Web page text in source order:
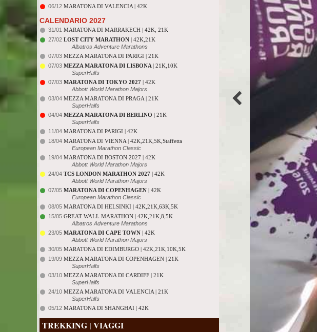
06/12 MARATONA DI VALENCIA | 42K
CALENDARIO 2027
31/01 MARATONA DI MARRAKECH | 42K, 21K
27/02 LOST CITY MARATHON | 42K,21K
Albatros Adventure Marathons
07/03 MEZZA MARATONA DI PARIGI | 21K
07/03 MEZZA MARATONA DI LISBONA | 21K,10K
SuperHalfs
07/03 MARATONA DI TOKYO 2027 | 42K
Abbott World Marathon Majors
03/04 MEZZA MARATONA DI PRAGA | 21K
SuperHalfs
04/04 MEZZA MARATONA DI BERLINO | 21K
SuperHalfs
11/04 MARATONA DI PARIGI | 42K
18/04 MARATONA DI VIENNA | 42K,21K,5K,Staffetta
European Marathon Classic
19/04 MARATONA DI BOSTON 2027 | 42K
Abbott World Marathon Majors
24/04 TCS LONDON MARATHON 2027 | 42K
Abbott World Marathon Majors
07/05 MARATONA DI COPENHAGEN | 42K
European Marathon Classic
08/05 MARATONA DI HELSINKI | 42K,21K,63K,5K
15/05 GREAT WALL MARATHON | 42K,21K,8,5K
Albatros Adventure Marathons
23/05 MARATONA DI CAPE TOWN | 42K
Abbott World Marathon Majors
30/05 MARATONA DI EDIMBURGO | 42K,21K,10K,5K
19/09 MEZZA MARATONA DI COPENHAGEN | 21K
SuperHalfs
03/10 MEZZA MARATONA DI CARDIFF | 21K
SuperHalfs
24/10 MEZZA MARATONA DI VALENCIA | 21K
SuperHalfs
05/12 MARATONA DI SHANGHAI | 42K
TREKKING | VIAGGI